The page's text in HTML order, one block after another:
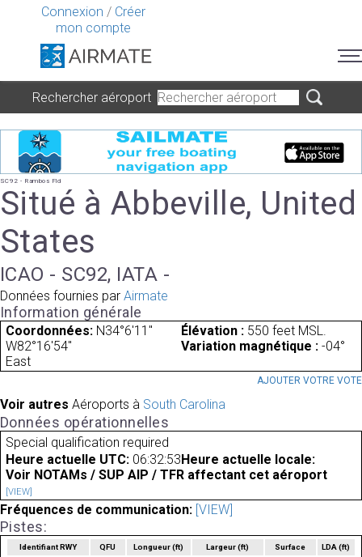
Connexion / Créer
mon compte
Rechercher aéroport
SC92 - Rambos Fld
Situé à Abbeville, United
States
ICAO - SC92, IATA -
Données fournies par Airmate
Information générale
Coordonnées: N34°6'11"
W82°16'54"
Élévation : 550 feet MSL.
Variation magnétique : -04°
East
AJOUTER VOTRE VOTE
Voir autres Aéroports à South Carolina
Données opérationnelles
Special qualification required
Heure actuelle UTC: 06:32:53 Heure actuelle locale:
Voir NOTAMs / SUP AIP / TFR affectant cet aéroport
[VIEW]
Fréquences de communication: [VIEW]
Pistes:
Identifiant RWY QFU Longueur(ft) Largeur(ft) Surface LDA(ft)